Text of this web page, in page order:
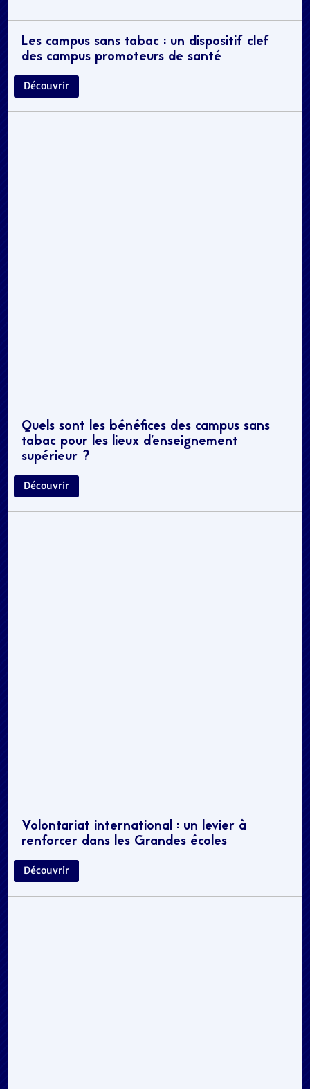
Les campus sans tabac : un dispositif clef
des campus promoteurs de santé
Découvrir
Quels sont les bénéfices des campus sans
tabac pour les lieux d’enseignement
supérieur ?
Découvrir
Volontariat international : un levier à
renforcer dans les Grandes écoles
Découvrir